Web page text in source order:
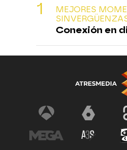
MEJORES
Conexión en